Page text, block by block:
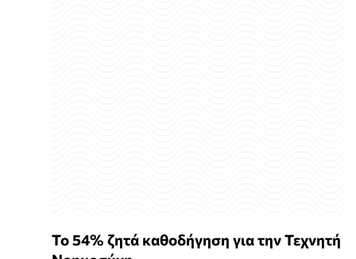
Το 54% ζητά καθοδήγηση για την Τεχνητή